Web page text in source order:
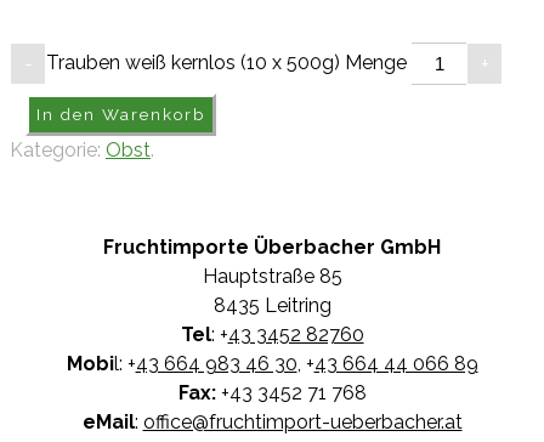
- Trauben weiß kernlos (10 x 500g) Menge +
In den Warenkorb
Kategorie: Obst.
Fruchtimporte Überbacher GmbH
Hauptstraße 85
8435 Leitring
Tel: +43 3452 82760
Mobil: +43 664 983 46 30, +43 664 44 066 89
Fax:+43 3452 71 768
eMail: office@fruchtimport-ueberbacher.at